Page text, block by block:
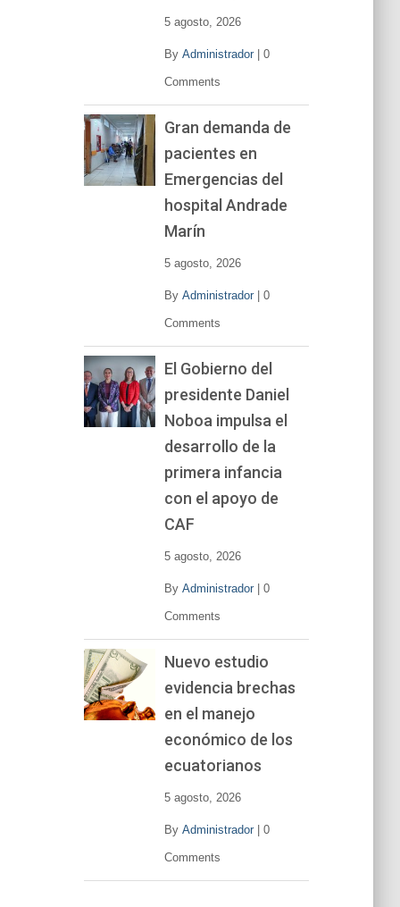
5 agosto, 2026
By Administrador| 0
Comments
Gran demanda de
pacientes en
Emergencias del
hospital Andrade
Marín
5 agosto, 2026
By Administrador| 0
Comments
El Gobierno del
presidente Daniel
Noboa impulsa el
desarrollo de la
primera infancia
con el apoyo de
CAF
5 agosto, 2026
By Administrador| 0
Comments
Nuevo estudio
evidencia brechas
en el manejo
económico de los
ecuatorianos
5 agosto, 2026
By Administrador| 0
Comments